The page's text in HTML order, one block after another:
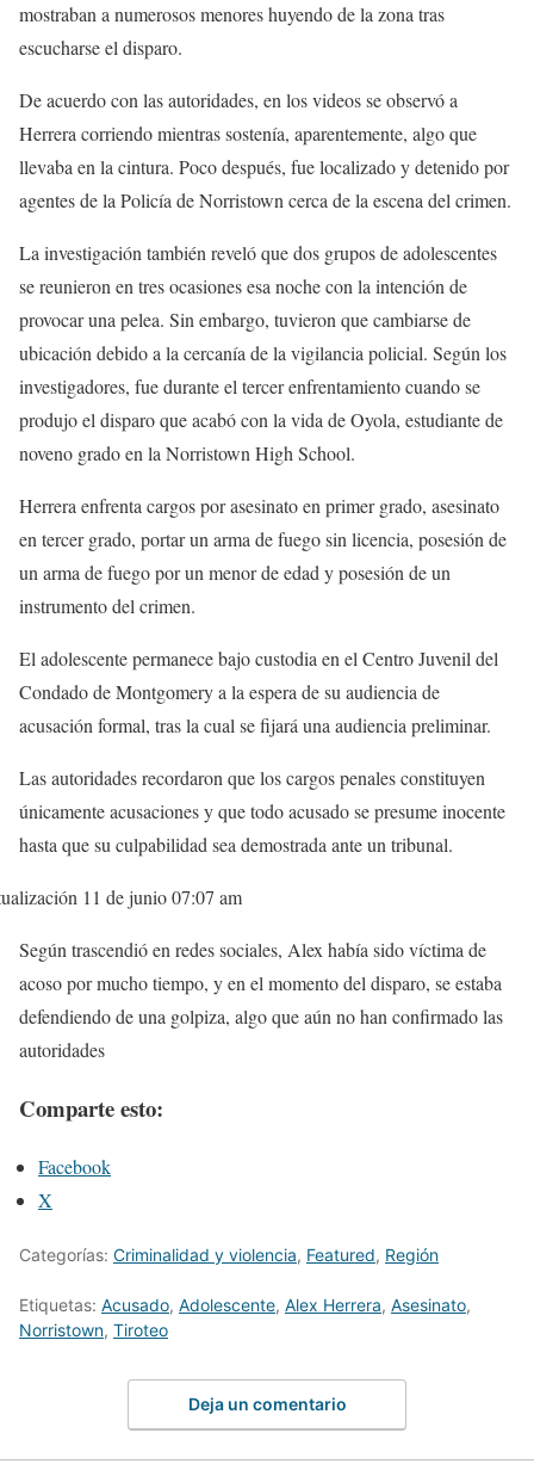
mostraban a numerosos menores huyendo de la zona tras
escucharse el disparo.
De acuerdo con las autoridades, en los videos se observó a
Herrera corriendo mientras sostenía, aparentemente, algo que
llevaba en la cintura. Poco después, fue localizado y detenido por
agentes de la Policía de Norristown cerca de la escena del crimen.
La investigación también reveló que dos grupos de adolescentes
se reunieron en tres ocasiones esa noche con la intención de
provocar una pelea. Sin embargo, tuvieron que cambiarse de
ubicación debido a la cercanía de la vigilancia policial. Según los
investigadores, fue durante el tercer enfrentamiento cuando se
produjo el disparo que acabó con la vida de Oyola, estudiante de
noveno grado en la Norristown High School.
Herrera enfrenta cargos por asesinato en primer grado, asesinato
en tercer grado, portar un arma de fuego sin licencia, posesión de
un arma de fuego por un menor de edad y posesión de un
instrumento del crimen.
El adolescente permanece bajo custodia en el Centro Juvenil del
Condado de Montgomery a la espera de su audiencia de
acusación formal, tras la cual se fijará una audiencia preliminar.
Las autoridades recordaron que los cargos penales constituyen
únicamente acusaciones y que todo acusado se presume inocente
hasta que su culpabilidad sea demostrada ante un tribunal.
11 de junio 07:07 am
Según trascendió en redes sociales, Alex había sido víctima de
acoso por mucho tiempo, y en el momento del disparo, se estaba
defendiendo de una golpiza, algo que aún no han confirmado las
autoridades
Comparte esto:
Facebook
X
Categorías: Criminalidad y violencia, Featured, Región
Etiquetas: Acusado, Adolescente, Alex Herrera, Asesinato,
Norristown, Tiroteo
Deja un comentario